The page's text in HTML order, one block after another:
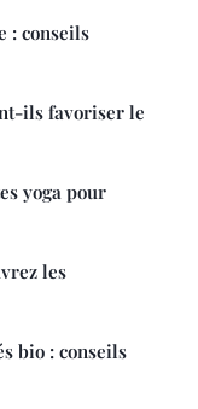
: conseils
ils favoriser le
yoga pour
les
bio : conseils